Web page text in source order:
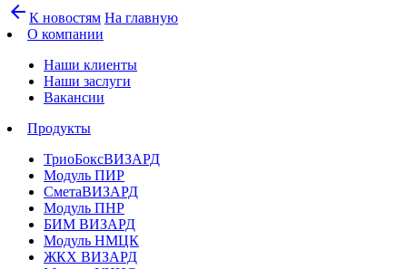
arrow_back К новостям На главную
О компании
Наши клиенты
Наши заслуги
Вакансии
Продукты
ТриоБоксВИЗАРД
Модуль ПИР
СметаВИЗАРД
Модуль ПНР
БИМ ВИЗАРД
Модуль НМЦК
ЖКХ ВИЗАРД